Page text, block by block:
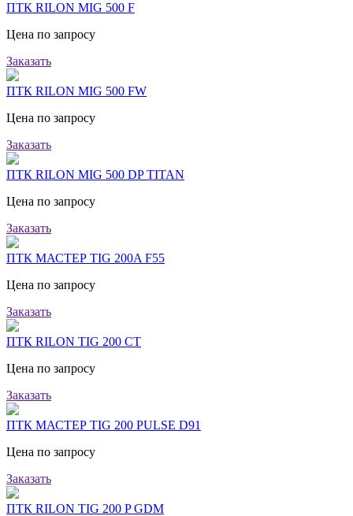
ПТК RILON MIG 500 F
Цена по запросу
Заказать
ПТК RILON MIG 500 FW
Цена по запросу
Заказать
ПТК RILON MIG 500 DP TITAN
Цена по запросу
Заказать
ПТК МАСТЕР TIG 200A F55
Цена по запросу
Заказать
ПТК RILON TIG 200 CT
Цена по запросу
Заказать
ПТК МАСТЕР TIG 200 PULSE D91
Цена по запросу
Заказать
ПТК RILON TIG 200 P GDM